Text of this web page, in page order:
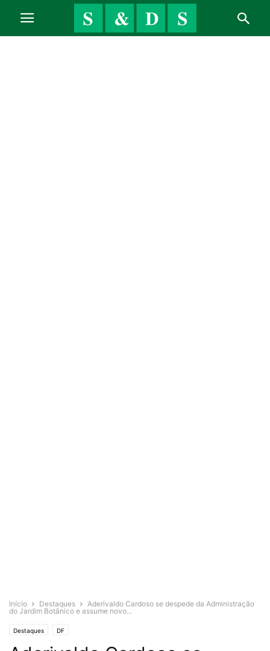
Início Destaques
Aderivaldo Cardoso se despede da Administração
do Jardim Botânico e assume novo...
Destaques DF